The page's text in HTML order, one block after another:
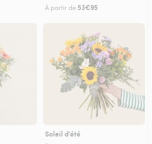
À partir de 53€95
Soleil d'été